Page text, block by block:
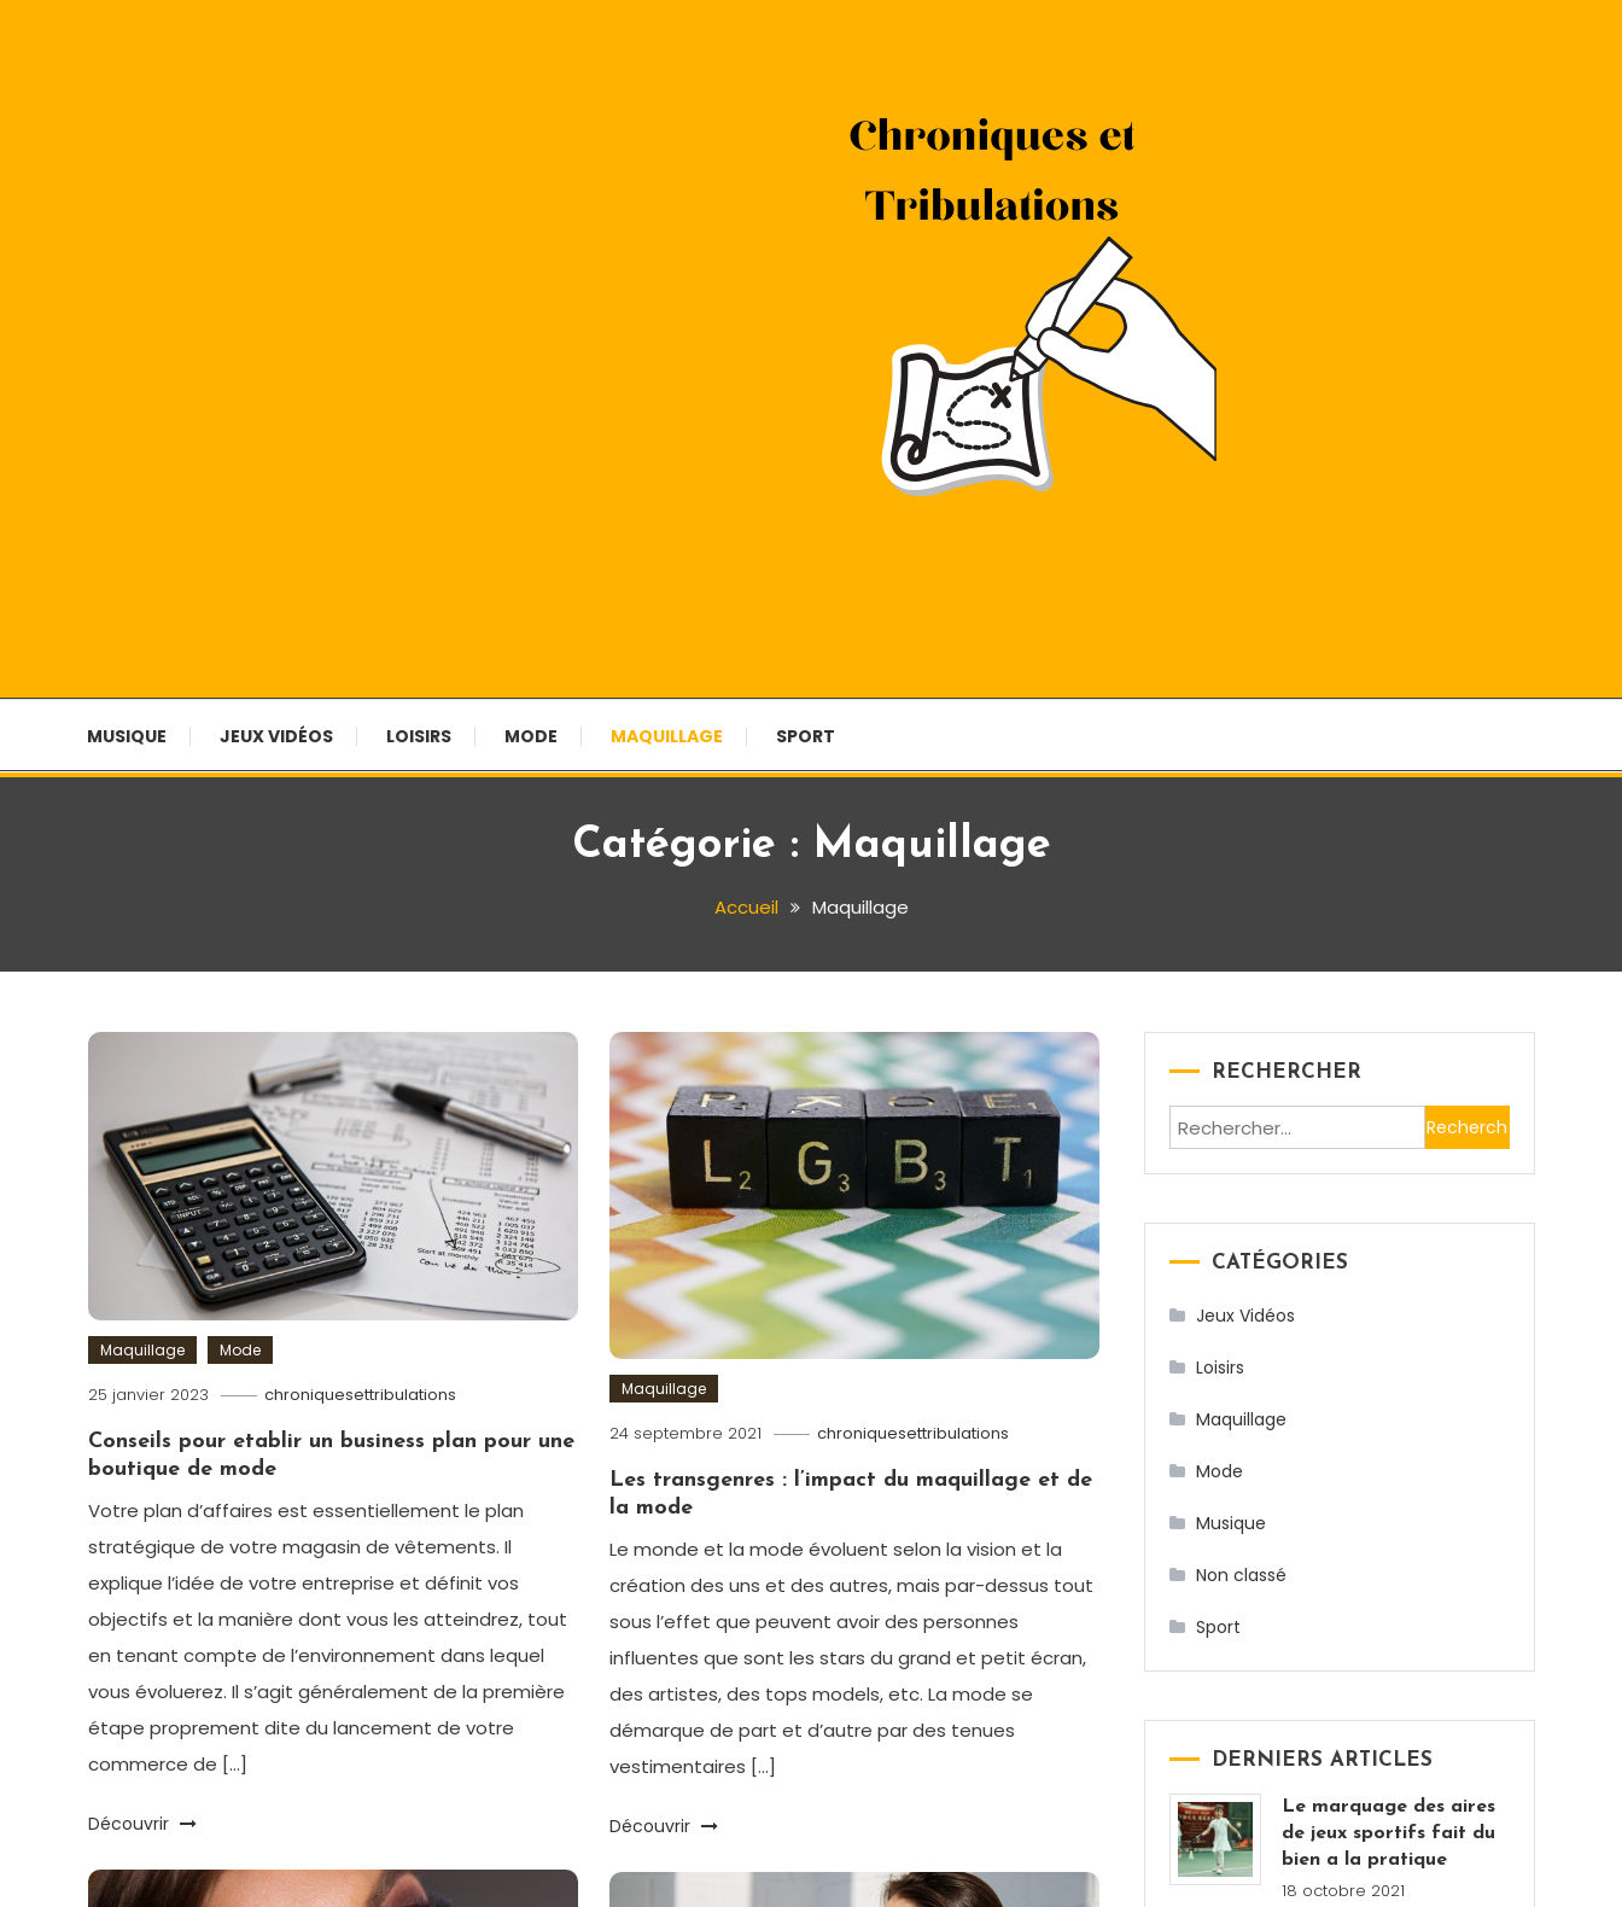
MUSIQUE JEUX VIDÉOS LOISIRS MODE MAQUILLAGE SPORT
Catégorie : Maquillage
Accueil Maquillage
Maquillage Mode
25 janvier 2023 chroniquesettribulations
Conseils pour etablir un business plan pour une
boutique de mode
Votre plan d’affaires est essentiellement le plan
stratégique de votre magasin de vêtements. Il
explique l’idée de votre entreprise et définit vos
objectifs et la manière dont vous les atteindrez, tout
en tenant compte de l’environnement dans lequel
vous évoluerez. Il s’agit généralement de la première
étape proprement dite du lancement de votre
commerce de […]
Découvrir
Maquillage
24 septembre 2021 chroniquesettribulations
Les transgenres : l’impact du maquillage et de
la mode
Le monde et la mode évoluent selon la vision et la
création des uns et des autres, mais par-dessus tout
sous l’effet que peuvent avoir des personnes
influentes que sont les stars du grand et petit écran,
des artistes, des tops models, etc. La mode se
démarque de part et d’autre par des tenues
vestimentaires […]
Découvrir
RECHERCHER
Rechercher :
CATÉGORIES
Jeux Vidéos
Loisirs
Maquillage
Mode
Musique
Non classé
Sport
DERNIERS ARTICLES
Le marquage des aires
de jeux sportifs fait du
bien a la pratique
18 octobre 2021